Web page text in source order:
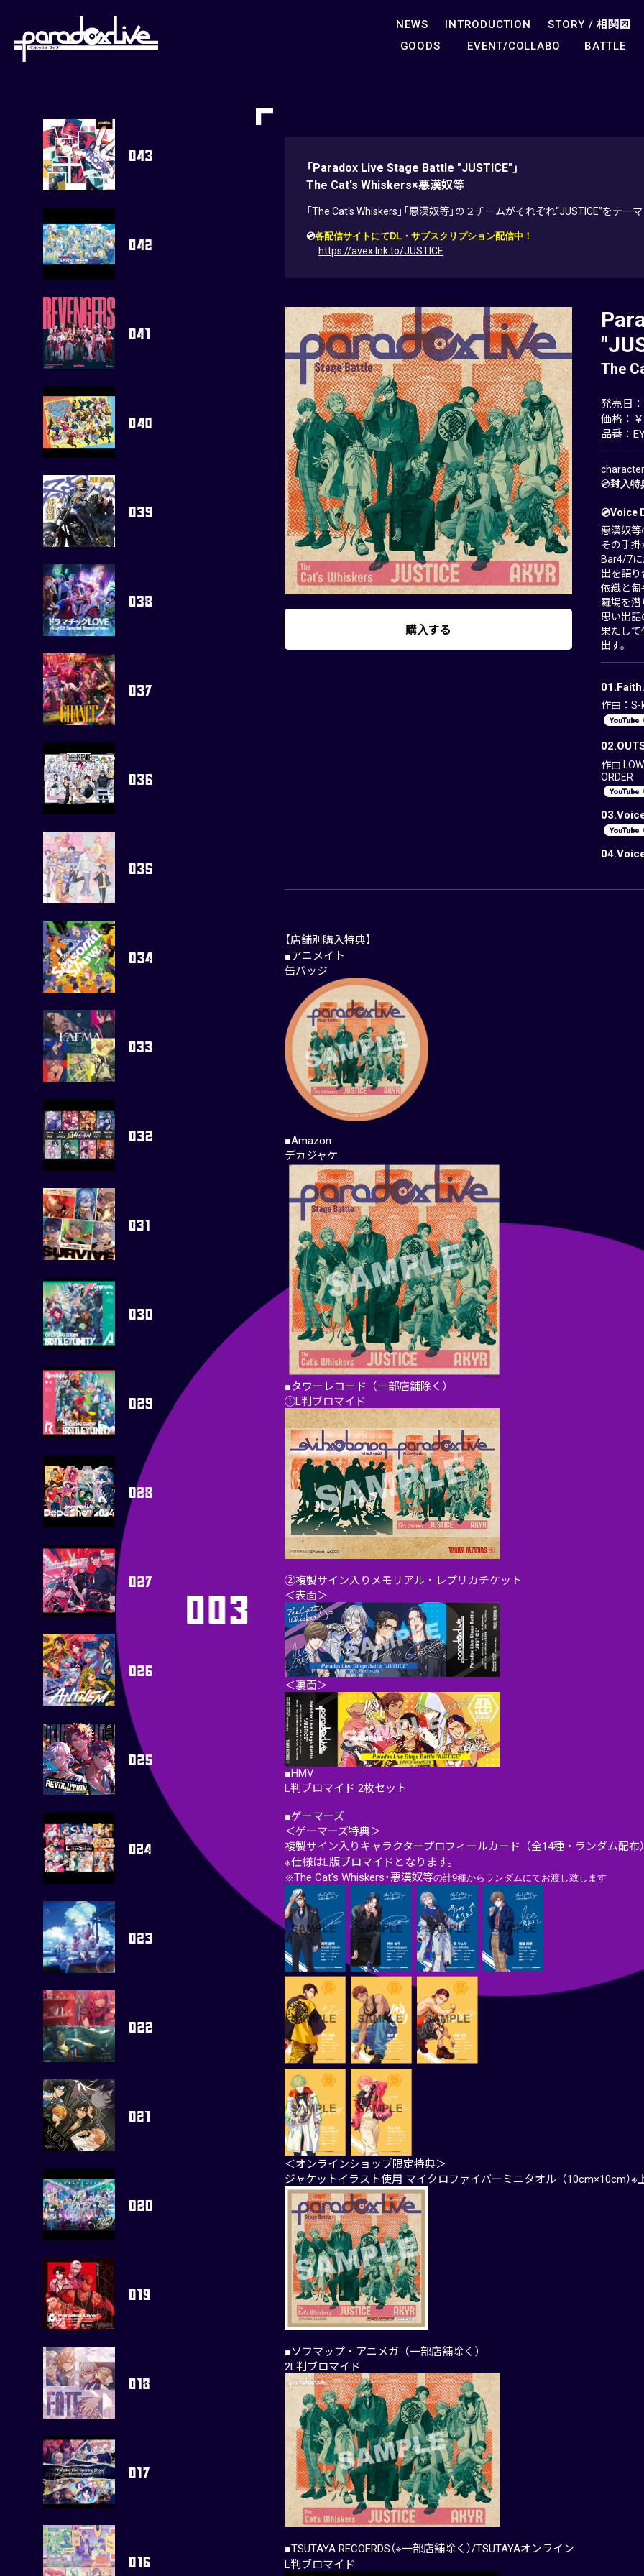
NEWS INTRODUCTION STORY /相関図
GOODS
EVENT/COLLABO BATTLE
「Paradox Live Stage Battle "JUSTICE"」
The Cat's Whiskers×悪漢奴等
「The Cat's Whiskers」「悪漢奴等」の２チームがそれぞれ“JUSTICE”をテー
💿各配信サイトにてDL・サブスクリプション配信中！
https://avex.lnk.to/JUSTICE
購入する
The
発売日
価格：
品番：
💿封入特
💿Voice
悪漢奴等
その手
Bar4/7に
出を語り
依織と匋
羅場を
思い出
果たし
出す。
作曲：S-
作曲
ORDER
【店舗別購入特典】
■アニメイト
缶バッジ
■Amazon
デカジャケ
■タワーレコード（一部店舗除く）
①L判ブロマイド
②複製サイン入りメモリアル・レプリカチケット
＜表面＞
＜裏面＞
■HMV
L判ブロマイド 2枚セット
■ゲーマーズ
＜ゲーマーズ特典＞
複製サイン入りキャラクタープロフィールカード（全14種・ランダム配布
※仕様はL版ブロマイドとなります。
※The Cat's Whiskers・悪漢奴等の計9種からランダムにてお渡し致します
＜オンラインショップ限定特典＞
ジャケットイラスト使用 マイクロファイバーミニタオル（10cm×10cm）※
■ソフマップ・アニメガ（一部店舗除く）
2L判ブロマイド
■TSUTAYA RECOERDS（※一部店舗除く）/TSUTAYAオンライン
L判ブロマイド